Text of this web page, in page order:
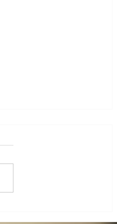
な身体操作６ 簡単な腰